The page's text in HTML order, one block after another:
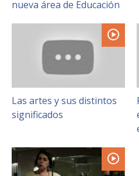
nueva área de Educación
Las artes y sus distintos
significados